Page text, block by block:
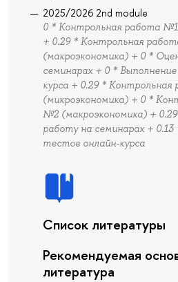
2025/2026 2nd module
0 * Контрольная работа
+ 0.29 * Контрольная
(макроэкономика) + 0 *
семинарах + 0 *
курса + 0.29 *
(микроэкономика) + 0 *
№2 (макроэкономика) +
работу на семинарах +
тестов онлайн-курса
Список литературы
Рекомендуемая
литература